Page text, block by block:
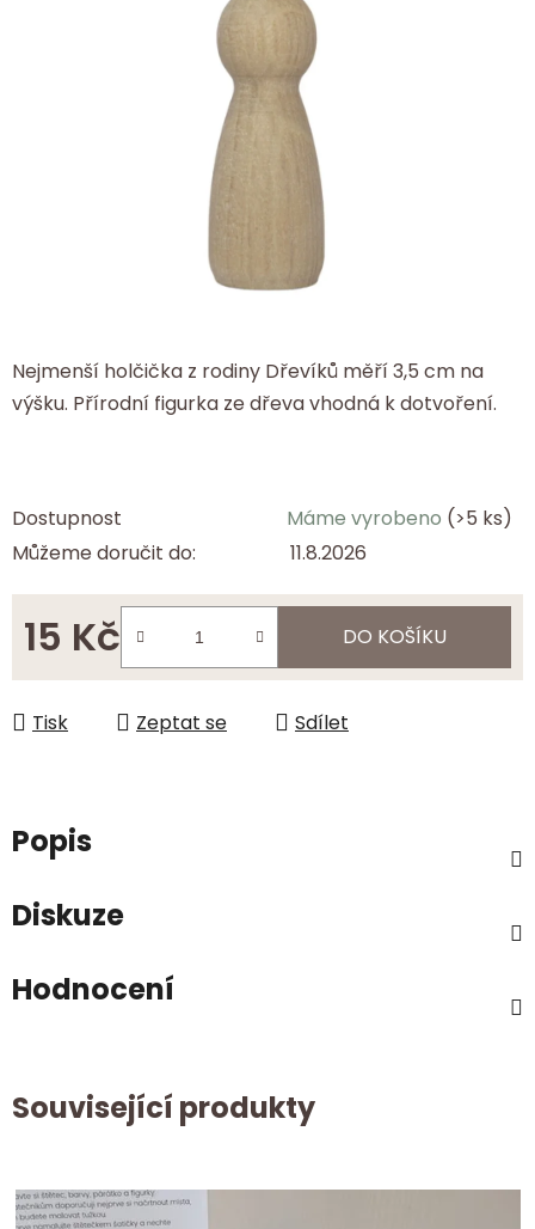
Nejmenší holčička z rodiny Dřevíků měří 3,5 cm na
výšku. Přírodní figurka ze dřeva vhodná k dotvoření.
Dostupnost Máme vyrobeno (>5 ks)
Můžeme doručit do:
11.8.2026
15 Kč
Měrná cena:
DO KOŠÍKU
Tisk Zeptat se Sdílet
Popis
Diskuze
Hodnocení
Související produkty